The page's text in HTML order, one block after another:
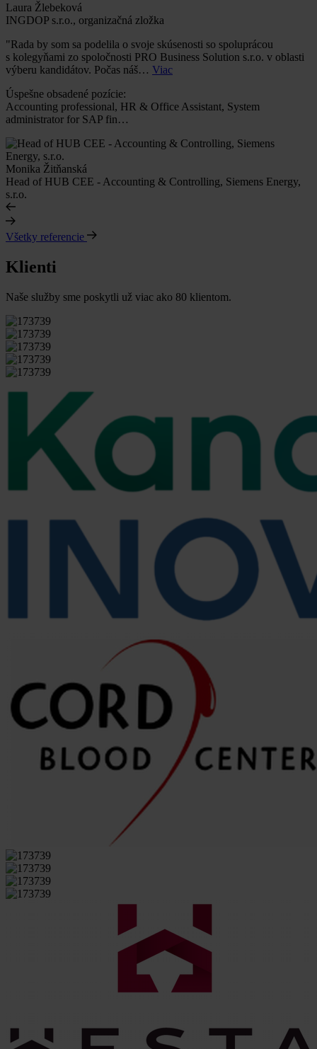
Laura Žlebeková
INGDOP s.r.o., organizačná zložka
"Rada by som sa podelila o svoje skúsenosti so spoluprácou
s kolegyňami zo spoločnosti PRO Business Solution s.r.o. v oblasti
výberu kandidátov. Počas náš… Viac
Úspešne obsadené pozície:
Accounting professional, HR & Office Assistant, System
administrator for SAP fin…
Monika Žitňanská
Head of HUB CEE - Accounting & Controlling, Siemens Energy,
s.r.o.
Všetky referencie
Klienti
Naše služby sme poskytli už viac ako 80 klientom.